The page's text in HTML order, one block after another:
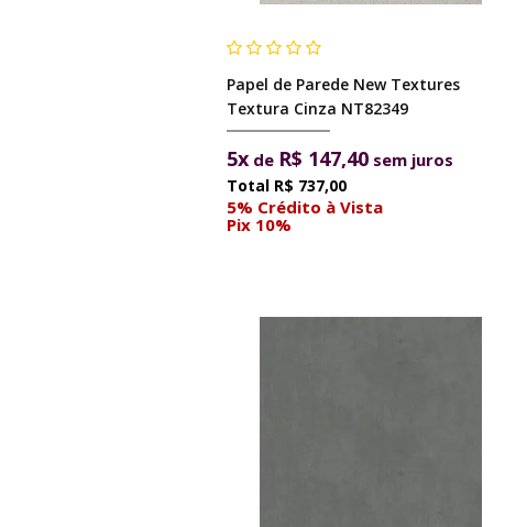
Papel de Parede New Textures
Textura Cinza NT82349
5xde R$ 147,40sem juros
R$ 737,00
5% Crédito à Vista
Pix 10%